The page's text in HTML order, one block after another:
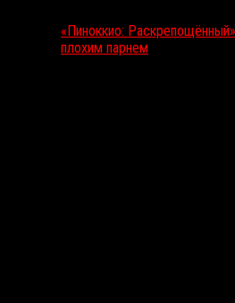
«Пиноккио:
плохим парнем